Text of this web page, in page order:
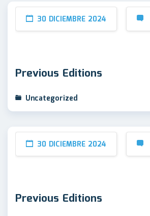
30 DICIEMBRE 2024
Previous Editions
Uncategorized
30 DICIEMBRE 2024
Previous Editions